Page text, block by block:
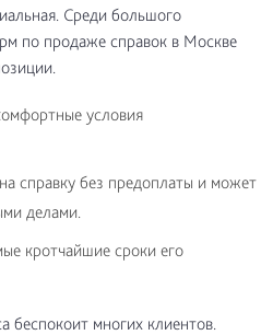
Среди большого
по продаже справок в Москве
условия
справку без предоплаты и может
делами.
кротчайшие сроки его
беспокоит многих клиентов.